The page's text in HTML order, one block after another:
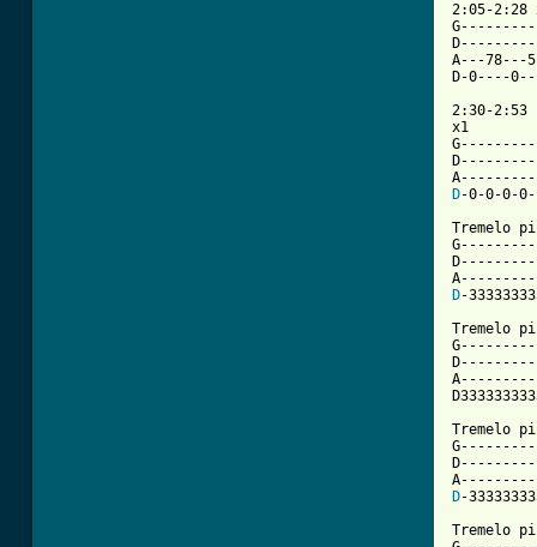
2:05-2:28
A---78---
2:30-2:53
x1
D-0-0-0-
Tremelo
D-
Tremelo
Tremelo
D-
Tremelo